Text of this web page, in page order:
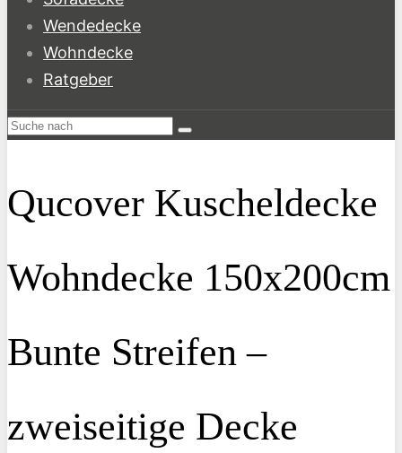
Wendedecke
Wohndecke
Ratgeber
Qucover Kuscheldecke
Wohndecke 150x200cm
Bunte Streifen –
zweiseitige Decke